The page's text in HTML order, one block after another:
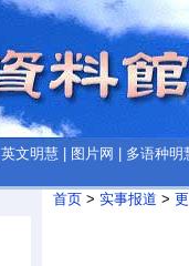
英文明慧 图片网 多语种明
首页 > 实事报道 >